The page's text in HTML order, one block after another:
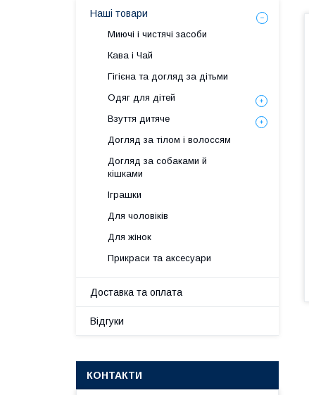
Наші товари
Миючі і чистячі засоби
Кава і Чай
Гігієна та догляд за дітьми
Одяг для дітей
Взуття дитяче
Догляд за тілом і волоссям
Догляд за собаками й
кішками
Іграшки
Для чоловіків
Для жінок
Прикраси та аксесуари
Доставка та оплата
Відгуки
КОНТАКТИ